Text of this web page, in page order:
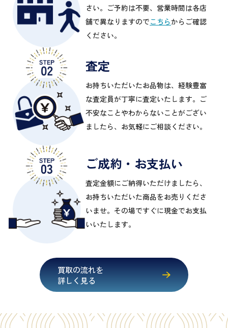
さい。ご予約は不要、営業時間は各店
舗で異なりますのでこちらからご確認
ください。
査定
お持ちいただいたお品物は、経験豊富
な査定員が丁寧に査定いたします。ご
不安なことやわからないことがござい
ましたら、お気軽にご相談ください。
ご成約・お支払い
査定金額にご納得いただけましたら、
お持ちいただいた商品をお売りくださ
いませ。その場ですぐに現金でお支払
いいたします。
買取の流れを
詳しく見る